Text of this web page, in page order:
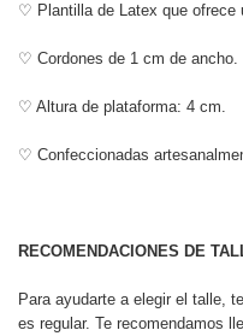
♡ Plantilla de Latex que ofrece
♡ Cordones de 1 cm de ancho.
♡ Altura de plataforma: 4 cm.
♡ Confeccionadas
RECOMENDACIONES DE
Para ayudarte a elegir el talle,
es regular. Te recomendamos